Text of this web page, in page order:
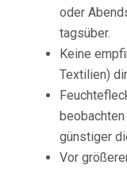
oder
tagsüber.
Keine
Textilien)
günstiger
Vor